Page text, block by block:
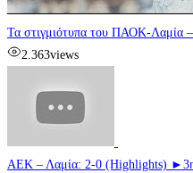
Τα στιγμιότυπα του ΠΑΟΚ-Λαμία
2.363views
ΑΕΚ – Λαμία: 2-0 (Highlights) ►3η